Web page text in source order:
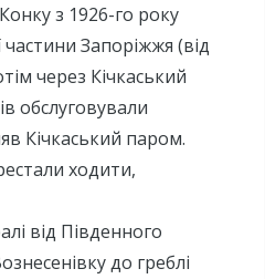
з 1926-го року
частини Запоріжжя (від
через Кічкаський
обслуговували
Кічкаський паром.
ходити,
від Південного
до греблі